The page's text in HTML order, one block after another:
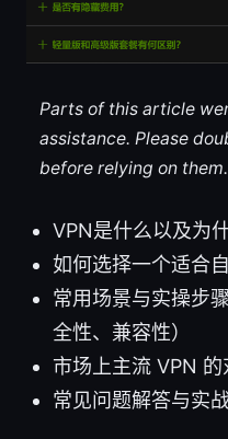
Parts of this article
assistance. Please
before relying on them.
VPN是什么以及为
如何选择一个适合
常用场景与实操步
全性、兼容性）
市场上主流 VPN
常见问题解答与实